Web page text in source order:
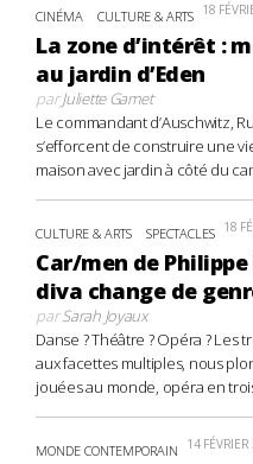
CINÉMA CULTURE & ARTS 18
La zone d’intérêt :
au jardin d’Eden
parJuliette Gamet
Le commandant d’Auschwitz,
s’efforcent de construire une
maison avec jardin à côté du
CULTURE & ARTS SPECTACLES 18
Car/men de
diva change de
parSarah Joyaux
Danse ? Théâtre ? Opéra ? Les
aux facettes multiples, nous
jouées au monde, opéra en
MONDE CONTEMPORAIN 14